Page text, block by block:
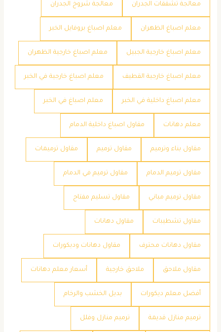
معالجة تشققات الجدران معالجة شروخ الجدران
معلم اصباغ الظهران معلم اصباغ بروفايل الخبر
معلم اصباغ خارجية الجبيل معلم اصباغ خارجية الظهران
معلم اصباغ خارجية القطيف معلم اصباغ خارجية في الخبر
معلم اصباغ داخلية في الخبر معلم اصباغ في الخبر
معلم دهانات مقاول اصباغ داخلية الدمام
مقاول بناء وترميم مقاول ترميم مقاول ترميمات
مقاول ترميم الدمام مقاول ترميم في الدمام
مقاول ترميم مباني مقاول تسليم مفتاح
مقاول تشطيبات مقاول دهانات
مقاول دهانات محترف مقاول دهانات وديكورات
مقاول ملاحق ملاحق خارجية ​أسعار معلم دهانات
​أفضل معلم ديكورات ​بديل الخشب والرخام
​ترميم منازل قديمة ​ترميم منازل وفلل